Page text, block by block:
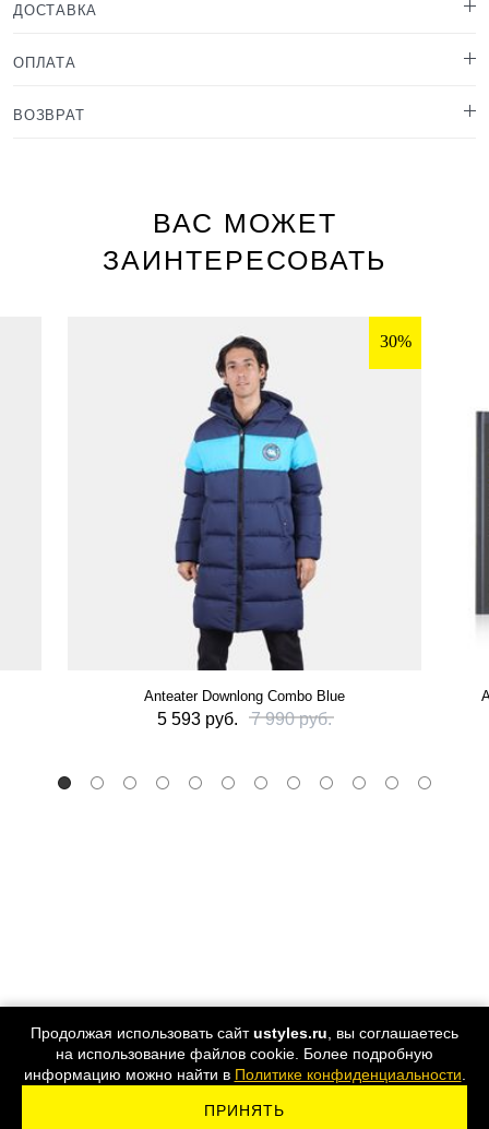
ДОСТАВКА
ОПЛАТА
ВОЗВРАТ
ВАС МОЖЕТ
ЗАИНТЕРЕСОВАТЬ
30%
Anteater Downlong Combo Blue
5 593 руб. 7 990 руб.
Продолжая использовать сайтustyles.ru , вы соглашаетесь
на использование файлов cookie. Более подробную
информацию можно найти в Политике конфиденциальности
ПРИНЯТЬ